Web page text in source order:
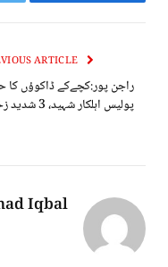
راجن پور:کچےکے ڈاکوؤں کا
پولیس اہلکار شہید، 3 شدید زخمی
Iqbal